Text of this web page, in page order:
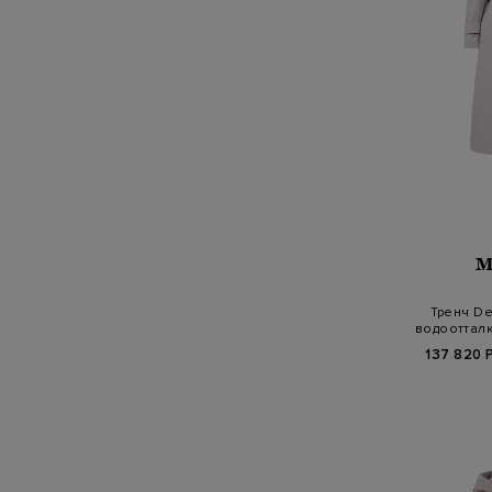
Тренч
137 820